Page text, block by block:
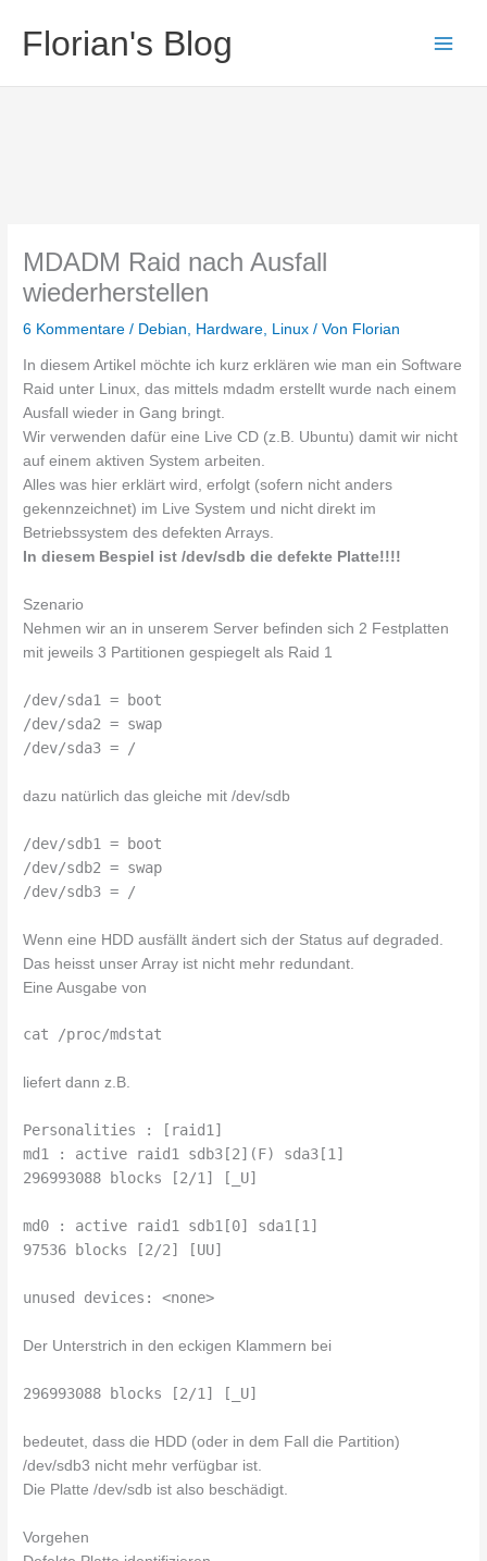
Inhalt
springen
Florian's Blog
MDADM Raid nach Ausfall
wiederherstellen
6 Kommentare / Debian Hardware Linux / Von Florian
In diesem Artikel möchte ich kurz erklären wie man ein Software
Raid unter Linux, das mittels mdadm erstellt wurde nach einem
Ausfall wieder in Gang bringt.
Wir verwenden dafür eine Live CD (z.B. Ubuntu) damit wir nicht
auf einem aktiven System arbeiten.
Alles was hier erklärt wird, erfolgt (sofern nicht anders
gekennzeichnet) im Live System und nicht direkt im
Betriebssystem des defekten Arrays.
In diesem Bespiel ist /dev/sdb die defekte Platte!!!!
Szenario
Nehmen wir an in unserem Server befinden sich 2 Festplatten
mit jeweils 3 Partitionen gespiegelt als Raid 1
/dev/sda1 = boot
/dev/sda2 = swap
/dev/sda3 = /
dazu natürlich das gleiche mit /dev/sdb
/dev/sdb1 = boot
/dev/sdb2 = swap
/dev/sdb3 = /
Wenn eine HDD ausfällt ändert sich der Status auf degraded.
Das heisst unser Array ist nicht mehr redundant.
Eine Ausgabe von
cat /proc/mdstat
liefert dann z.B.
Personalities : [raid1]
md1 : active raid1 sdb3[2](F) sda3[1]
296993088 blocks [2/1] [_U]
md0 : active raid1 sdb1[0] sda1[1]
97536 blocks [2/2] [UU]
unused devices: <none>
Der Unterstrich in den eckigen Klammern bei
296993088 blocks [2/1] [_U]
bedeutet, dass die HDD (oder in dem Fall die Partition)
/dev/sdb3 nicht mehr verfügbar ist.
Die Platte /dev/sdb ist also beschädigt.
Vorgehen